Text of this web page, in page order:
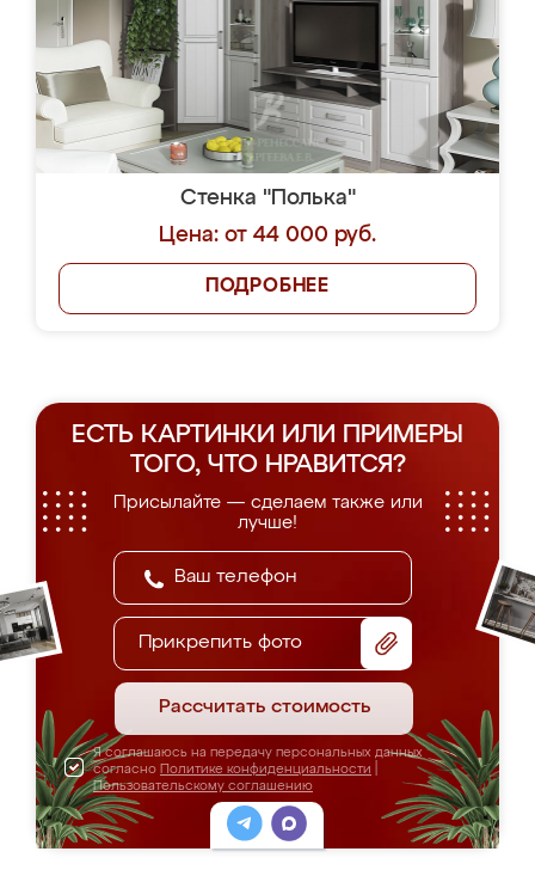
Стенка "Полька"
Цена: от 44 000 руб.
ПОДРОБНЕЕ
ЕСТЬ КАРТИНКИ ИЛИ ПРИМЕРЫ
ТОГО, ЧТО НРАВИТСЯ?
Присылайте — сделаем также или
лучше!
Прикрепить фото
Рассчитать стоимость
Я соглашаюсь на передачу персональных данных
согласно Политике конфиденциальности
Пользовательскому соглашению